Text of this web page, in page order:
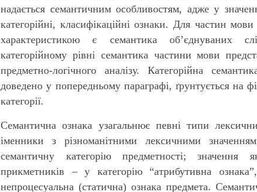
надається семантичним особливостям, адже у
категорійні, класифікаційні ознаки. Для частин
характеристикою є семантика об’єднуваних
категорійному рівні семантика частини мови
предметно-логічного аналізу. Категорійна
доведено у попередньому параграфі, ґрунтується на
категорії.
Семантична ознака узагальнює певні типи
іменники з різноманітними лексичними
семантичну категорію предметності; значення
прикметників – у категорію “атрибутивна
непроцесуальна (статична) ознака предмета.